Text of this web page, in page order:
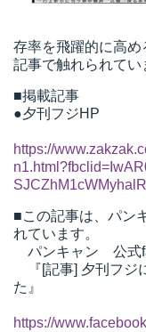
存率を飛躍的に高
記事で触れられてい
■掲載記事
●夕刊フジHP
https://
■この記事は、パン
れています。
パンキャン 公式
『[記事] 夕刊フジ
た』
https://